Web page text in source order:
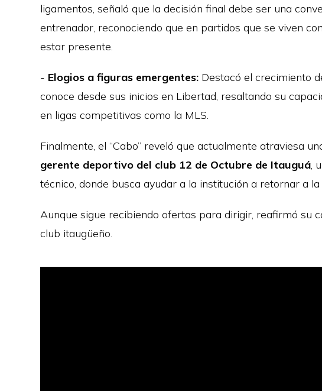
ligamentos, señaló que la decisión final debe ser una
entrenador, reconociendo que en partidos que se viven
estar presente.
- Elogios a figuras emergentes: Destacó el crecimiento
conoce desde sus inicios en Libertad, resaltando su
en ligas competitivas como la MLS.
Finalmente, el “Cabo” reveló que actualmente atraviesa
gerente deportivo del club 12 de Octubre de Itauguá,
técnico, donde busca ayudar a la institución a retornar a
Aunque sigue recibiendo ofertas para dirigir, reafirmó su
club itaugüeño.